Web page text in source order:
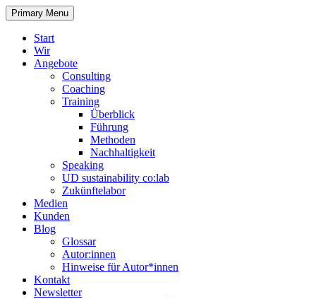
Primary Menu
Start
Wir
Angebote
Consulting
Coaching
Training
Überblick
Führung
Methoden
Nachhaltigkeit
Speaking
UD sustainability co:lab
Zukünftelabor
Medien
Kunden
Blog
Glossar
Autor:innen
Hinweise für Autor*innen
Kontakt
Newsletter